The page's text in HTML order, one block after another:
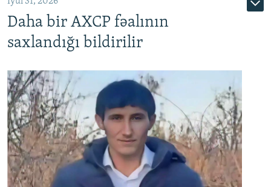
Daha bir AXCP fəalının
saxlandığı bildirilir